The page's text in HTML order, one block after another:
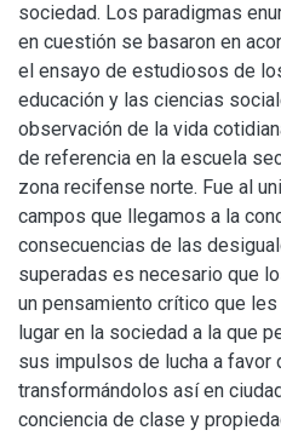
sociedad. Los paradigmas
en cuestión se basaron en
el ensayo de estudiosos de
educación y las ciencias
observación de la vida
de referencia en la escuela
zona recifense norte. Fue al
campos que llegamos a la
consecuencias de las
superadas es necesario que
un pensamiento crítico que
lugar en la sociedad a la que
sus impulsos de lucha a
transformándolos así en
conciencia de clase y